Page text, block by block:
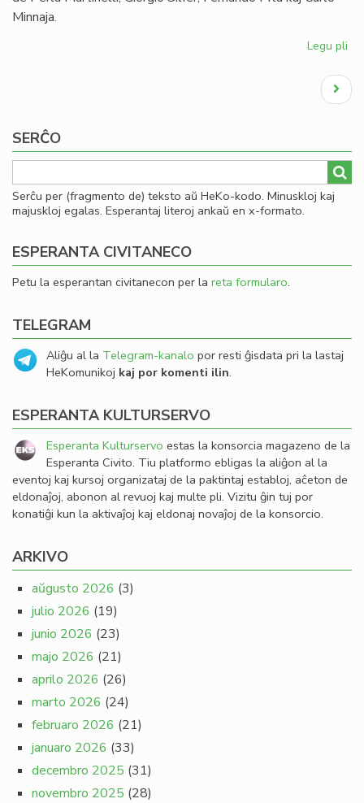
Minnaja.
Legu pli
de
de
LF
Next
page
SERĈO
Serĉu per (fragmento de) teksto aŭ HeKo-kodo. Minuskloj kaj
majuskloj egalas. Esperantaj literoj ankaŭ en x-formato.
ESPERANTA CIVITANECO
Petu la esperantan civitanecon per la reta formularo.
TELEGRAM
Aliĝu al la Telegram-kanalo por resti ĝisdata pri la lastaj
HeKomunikoj kaj por komenti ilin.
ESPERANTA KULTURSERVO
Esperanta Kulturservo estas la konsorcia magazeno de la
Esperanta Civito. Tiu platformo ebligas la aliĝon al la
eventoj kaj kursoj organizataj de la paktintaj establoj, aĉeton de
eldonaĵoj, abonon al revuoj kaj multe pli. Vizitu ĝin tuj por
konatiĝi kun la aktivaĵoj kaj eldonaj novaĵoj de la konsorcio.
ARKIVO
aŭgusto 2026 (3)
julio 2026 (19)
junio 2026 (23)
majo 2026 (21)
aprilo 2026 (26)
marto 2026 (24)
februaro 2026 (21)
januaro 2026 (33)
decembro 2025 (31)
novembro 2025 (28)